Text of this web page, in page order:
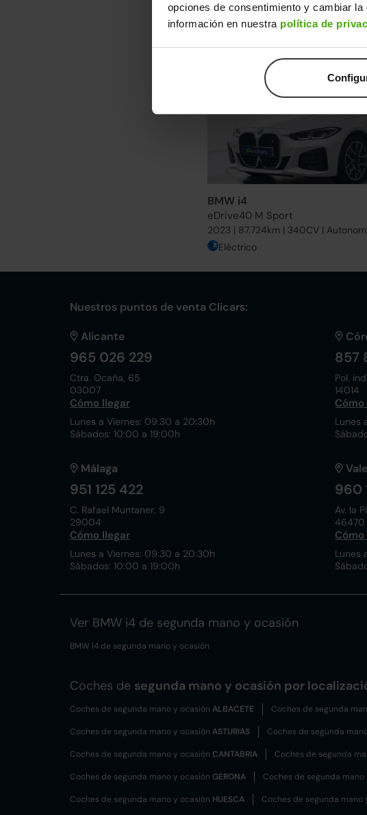
opciones de consentimiento y cambiar
información en nuestra política de
Desde 513€/mes. Encuentra el
Ver más BMW i4
4 ruedas nuevas
BMW i4
eDrive40 M Sport
2023 | 87.724km | 340CV |
Eléctrico
Nuestros puntos de venta Clicars:
Alicante
965 026 229
Ctra. Ocaña, 65
03007
Cómo llegar
Lunes a Viernes: 09:30 a 20:30h
Sábados: 10:00 a 19:00h
857
Pol.
14014
Lunes
Málaga
951 125 422
C. Rafael Muntaner, 9
29004
Cómo llegar
Lunes a Viernes: 09:30 a 20:30h
Sábados: 10:00 a 19:00h
960
Av. la
46470
Lunes
Ver BMW i4 de segunda mano y ocasión
BMW i4 de segunda mano y ocasión
Coches de segunda mano y ocasión por
Coches de segunda mano y ocasión ALBACETE Coches de segunda
Coches de segunda mano y ocasión ASTURIAS Coches de segunda
Coches de segunda mano y ocasión CANTABRIA Coches de segunda
Coches de segunda mano y ocasión GERONA Coches de segunda mano
Coches de segunda mano y ocasión HUESCA Coches de segunda mano